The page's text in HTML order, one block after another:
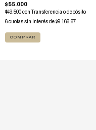
$55.000
$49.500con Transferencia o depósito
6cuotas sin interés de$9.166,67
COMPRAR